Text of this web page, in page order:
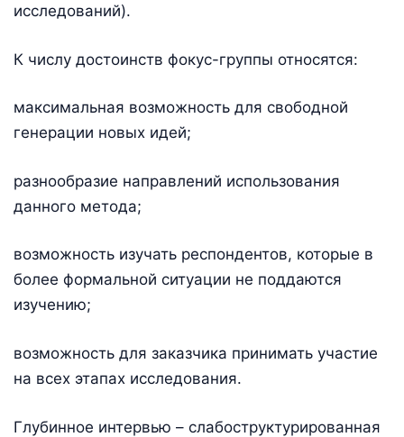
исследований).
К числу достоинств фокус-группы относятся:
максимальная возможность для свободной
генерации новых идей;
разнообразие направлений использования
данного метода;
возможность изучать респондентов, которые в
более формальной ситуации не поддаются
изучению;
возможность для заказчика принимать участие
на всех этапах исследования.
Глубинное интервью – слабоструктурированная